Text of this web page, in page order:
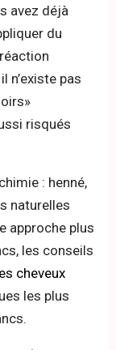
avez déjà
du
n’existe pas
risqués
approche plus
les conseils
cheveux
les plus